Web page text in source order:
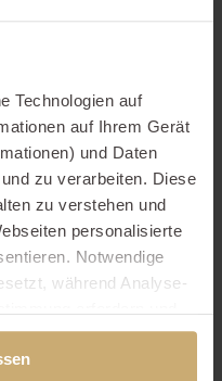
Technologien auf
auf Ihrem Gerät
und Daten
zu verarbeiten. Diese
zu verstehen und
personalisierte
Notwendige
während Analyse-
in den USA,
nicht mit den gleichen